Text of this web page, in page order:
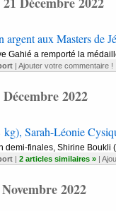
argent aux Masters de
Gahié a remporté la
| Ajouter votre commentaire !
2022
Sarah-Léonie
demi-finales, Shirine Boukli
| 2 articles similaires »|
2022